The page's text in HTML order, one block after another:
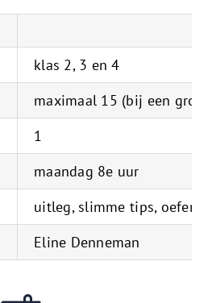
klas 2, 3 en 4
maximaal 15 (bij een
1
maandag 8e uur
uitleg, slimme tips,
Eline Denneman